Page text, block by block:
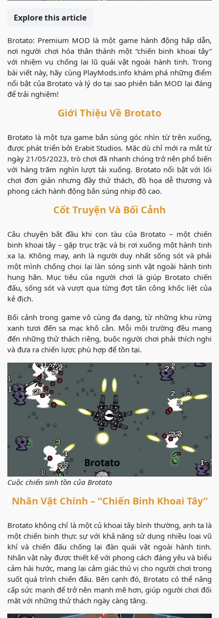
Explore this article
Brotato: Premium MOD là một game hành động hấp dẫn,
nơi người chơi hóa thân thành một “chiến binh khoai tây”
với nhiệm vụ chống lại lũ quái vật ngoài hành tinh. Trong
bài viết này, hãy cùng PlayMods.info khám phá những điểm
nổi bật của Brotato và lý do tại sao phiên bản MOD lại đáng
để trải nghiệm!
Giới Thiệu Về Brotato
Brotato là một tựa game bắn súng góc nhìn từ trên xuống,
được phát triển bởi Erabit Studios. Mặc dù chỉ mới ra mắt từ
ngày 21/05/2023, trò chơi đã nhanh chóng trở nên phổ biến
với hàng trăm nghìn lượt tải xuống. Brotato nổi bật với lối
chơi đơn giản nhưng đầy thử thách, đồ họa dễ thương và
phong cách hành động bắn súng nhịp độ cao.
Cốt Truyện Và Bối Cảnh
Câu chuyện bắt đầu khi con tàu của Brotato – một chiến
binh khoai tây – gặp trục trặc và bị rơi xuống một hành tinh
xa lạ. Không may, anh là người duy nhất sống sót và phải
một mình chống chọi lại làn sóng sinh vật ngoài hành tinh
hung hãn. Mục tiêu của người chơi là giúp Brotato chiến
đấu, sống sót và vượt qua từng đợt tấn công khốc liệt của
kẻ địch.
Bối cảnh trong game vô cùng đa dạng, từ những khu rừng
xanh tươi đến sa mạc khô cằn. Mỗi môi trường đều mang
đến những thử thách riêng, buộc người chơi phải thích nghi
và đưa ra chiến lược phù hợp để tồn tại.
Cuộc chiến sinh tồn của Brotato
Nhân Vật Chính – “Chiến Binh Khoai Tây”
Brotato không chỉ là một củ khoai tây bình thường, anh ta là
một chiến binh thực sự với khả năng sử dụng nhiều loại vũ
khí và chiến đấu chống lại đàn quái vật ngoài hành tinh.
Nhân vật này được thiết kế với phong cách đáng yêu và biểu
cảm hài hước, mang lại cảm giác thú vị cho người chơi trong
suốt quá trình chiến đấu. Bên cạnh đó, Brotato có thể nâng
cấp sức mạnh để trở nên mạnh mẽ hơn, giúp người chơi đối
mặt với những thử thách ngày càng tăng.